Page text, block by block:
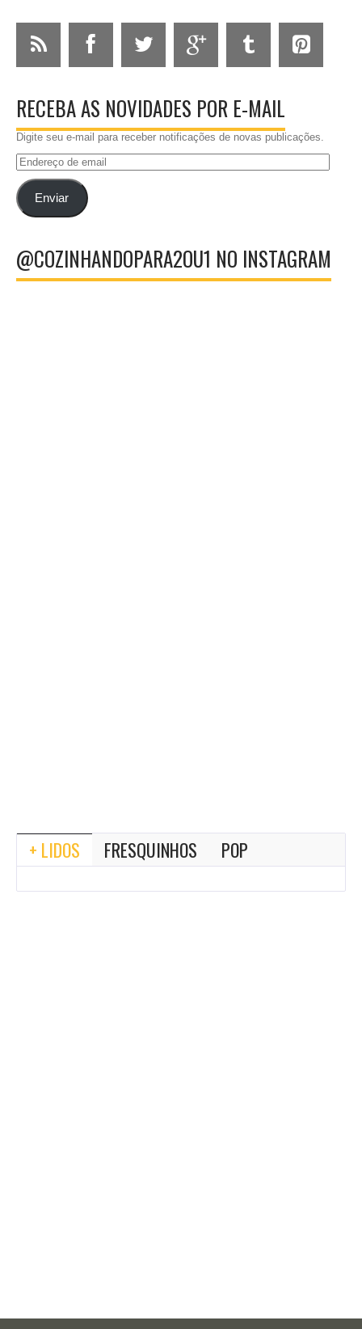
RECEBA AS NOVIDADES POR E-MAIL
Digite seu e-mail para receber notificações de novas publicações.
Endereço
emailEnviar
@COZINHANDOPARA2OU1 NO INSTAGRAM
+ LIDOS FRESQUINHOS POP